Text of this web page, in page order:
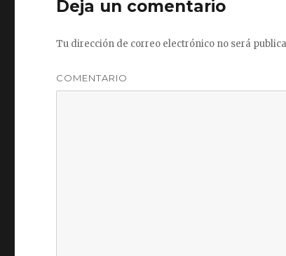
Deja un comentario
Tu dirección de correo electrónico no será
COMENTARIO